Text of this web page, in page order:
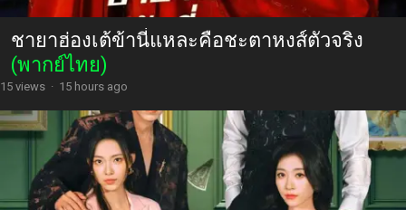
ชายาฮ่องเต้ข้านี่แหละคือชะตาหงส์ตัวจริง
(พากย์ไทย)
15 views · 15 hours ago